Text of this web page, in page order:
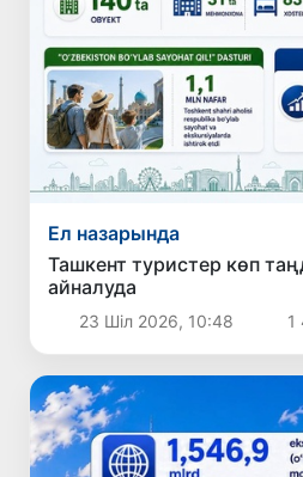
Ел назарында
Ташкент туристер көп
айналуда
23 Шіл 2026, 10:48 1